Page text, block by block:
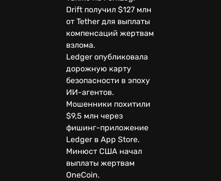
Drift получил $127 млн
от Tether для выплаты
компенсаций жертвам
взлома.
Ledger опубликовала
дорожную карту
безопасности в эпоху
ИИ-агентов.
Мошенники похитили
$9,5 млн через
фишинг-приложение
Ledger в App Store.
Минюст США начал
выплаты жертвам
OneCoin.